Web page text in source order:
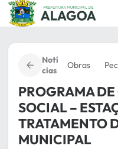
Pular
para
conteúdo
Notí
cias
Obras
PROGRAMA
SOCIAL –
TRATAMENTO
MUNICIPAL